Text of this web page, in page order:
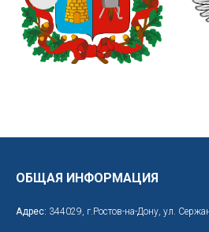
ОБЩАЯ ИНФОРМАЦИЯ
Адрес: 344029, г.Ростов-на-Дону, ул.